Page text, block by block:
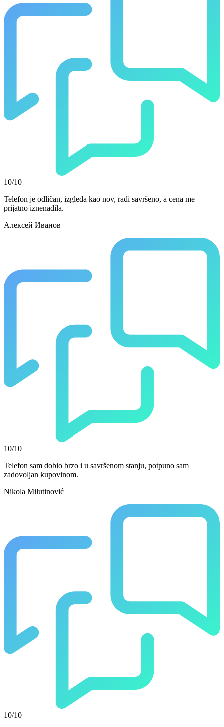
10/10
Telefon je odličan, izgleda kao nov, radi savršeno, a cena me
prijatno iznenadila.
Алексей Иванов
10/10
Telefon sam dobio brzo i u savršenom stanju, potpuno sam
zadovoljan kupovinom.
Nikola Milutinović
10/10